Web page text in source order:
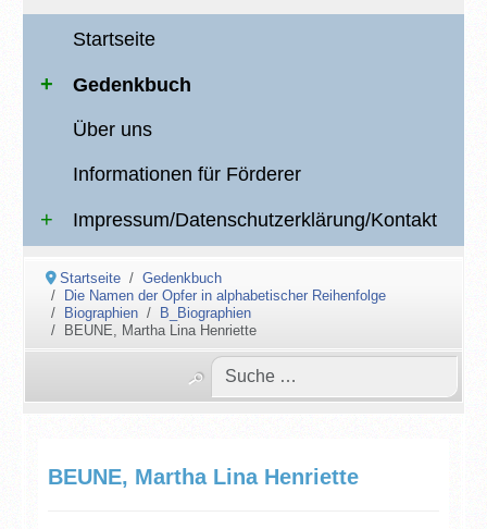
Startseite
Gedenkbuch
Über uns
Informationen für Förderer
Impressum/Datenschutzerklärung/Kontakt
Startseite
Gedenkbuch
Die Namen der Opfer in alphabetischer Reihenfolge
Biographien
B_Biographien
BEUNE, Martha Lina Henriette
BEUNE, Martha Lina Henriette